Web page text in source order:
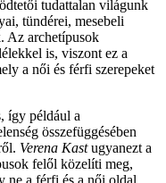
tudattalan világunk
tündérei, mesebeli
Az archetípusok
is, viszont ez a
a női és férfi szerepeket
így például a
összefüggésében
Verena Kastugyanezt a
felől közelíti meg,
ne a férfi és a női oldal